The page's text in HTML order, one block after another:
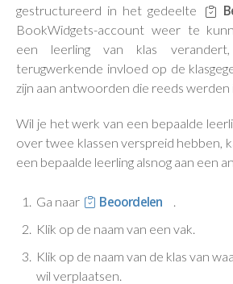
gestructureerd in het gedeelte
BookWidgets-account weer te
een leerling van klas
terugwerkende invloed op de
zijn aan antwoorden die reeds werden
Wil je het werk van een bepaalde
over twee klassen verspreid hebben,
een bepaalde leerling alsnog aan een
Ga naar Beoordelen
Klik op de naam van een vak.
Klik op de naam van de klas van
wil verplaatsen.